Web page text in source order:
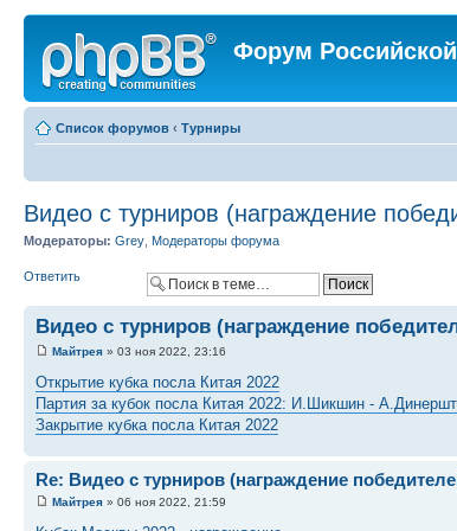
Форум
Список форумов ‹ Турниры
Видео с турниров (награждение
Модераторы: Grey Модераторы форума
Ответить
Видео с турниров (награждение
Майтрея » 03 ноя 2022, 23:16
Открытие кубка посла Китая 2022
Партия за кубок посла Китая 2022: И.Шикшин -
Закрытие кубка посла Китая 2022
Re: Видео с турниров (награждение
Майтрея » 06 ноя 2022, 21:59